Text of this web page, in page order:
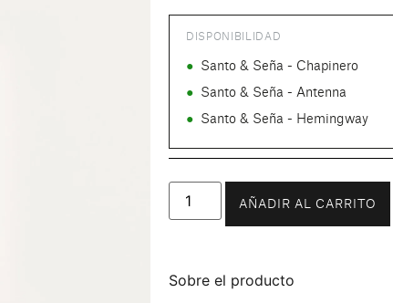
DISPONIBILIDAD
● Santo & Seña - Chapinero
● Santo & Seña - Antenna
● Santo & Seña - Hemingway
AÑADIR AL CARRITO
Sobre el producto